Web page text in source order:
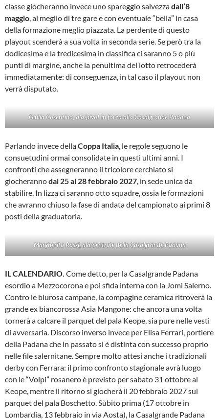
classe giocheranno invece uno spareggio salvezzadall’8
maggio, al meglio di tre gare e con eventuale “bella” in casa
della formazione meglio piazzata. La perdente di questo
playout scenderà a sua volta in seconda serie. Se però tra la
dodicesima e la tredicesima in classifica ci saranno 5 o più
punti di margine, anche la penultima del lotto retrocederà
immediatamente: di conseguenza, in tal caso il playout non
verrà disputato.
Giulia Cosentino, ala/pivot in forza alla Casalgrande Padana
Parlando invece dellaCoppa Italia, le regole seguono le
consuetudini ormai consolidate in questi ultimi anni. I
confronti che assegneranno il tricolore cerchiato si
giocherannodal 25 al 28 febbraio 2027, in sede unica da
stabilire. In lizza ci saranno otto squadre, ossia le formazioni
che avranno chiuso la fase di andata del campionato ai primi 8
posti della graduatoria.
Margherita Rossi, ala/centrale della Casalgrande Padana
IL CALENDARIO. Come detto, per la Casalgrande Padana
esordio a Mezzocorona e poi sfida interna con la Jomi Salerno.
Contro le blurosa campane, la compagine ceramica ritroverà la
grande ex biancorossa Asia Mangone: che ancora una volta
tornerà a calcare il parquet del pala Keope, sia pure nelle vesti
di avversaria. Discorso inverso invece per Elisa Ferrari, portiere
della Padana che in passato si è distinta con successo proprio
nelle file salernitane. Sempre molto attesi anche i tradizionali
derby con Ferrara: il primo confronto stagionale avrà luogo
con le “Volpi” rosanero è previsto per sabato 31 ottobre al
Keope, mentre il ritorno si giocherà il 20 febbraio 2027 sul
parquet del pala Boschetto. Sùbito prima (17 ottobre in
Lombardia, 13 febbraio in via Aosta), la Casalgrande Padana